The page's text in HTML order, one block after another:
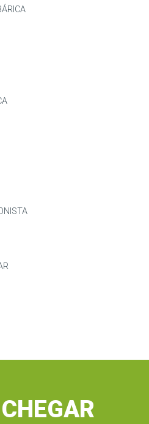
CHEGAR